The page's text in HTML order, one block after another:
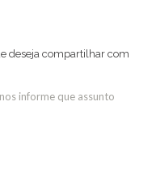
deseja compartilhar com
informe que assunto